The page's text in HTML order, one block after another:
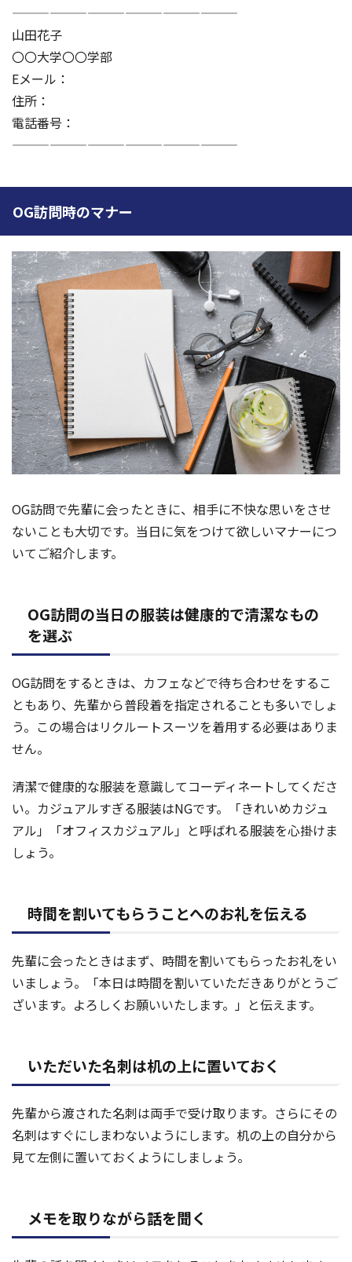
——————————————————
山田花子
〇〇大学〇〇学部
Eメール：
住所：
電話番号：
——————————————————
OG訪問時のマナー
OG訪問で先輩に会ったときに、相手に不快な思いをさせ
ないことも大切です。当日に気をつけて欲しいマナーにつ
いてご紹介します。
OG訪問の当日の服装は健康的で清潔なもの
を選ぶ
OG訪問をするときは、カフェなどで待ち合わせをするこ
ともあり、先輩から普段着を指定されることも多いでしょ
う。この場合はリクルートスーツを着用する必要はありま
せん。
清潔で健康的な服装を意識してコーディネートしてくださ
い。カジュアルすぎる服装はNGです。「きれいめカジュ
アル」「オフィスカジュアル」と呼ばれる服装を心掛けま
しょう。
時間を割いてもらうことへのお礼を伝える
先輩に会ったときはまず、時間を割いてもらったお礼をい
いましょう。「本日は時間を割いていただきありがとうご
ざいます。よろしくお願いいたします。」と伝えます。
いただいた名刺は机の上に置いておく
先輩から渡された名刺は両手で受け取ります。さらにその
名刺はすぐにしまわないようにします。机の上の自分から
見て左側に置いておくようにしましょう。
メモを取りながら話を聞く